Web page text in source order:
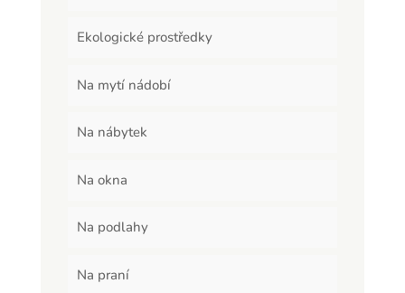
Ekologické prostředky
Na mytí nádobí
Na nábytek
Na okna
Na podlahy
Na praní